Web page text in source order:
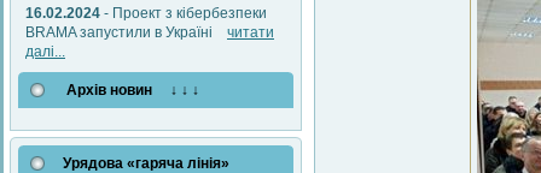
16.02.2024 - Проект з кібербезпеки
BRAMA запустили в Україні читати
далі...
Архів новин ↓ ↓ ↓
Урядова «гаряча лінія»